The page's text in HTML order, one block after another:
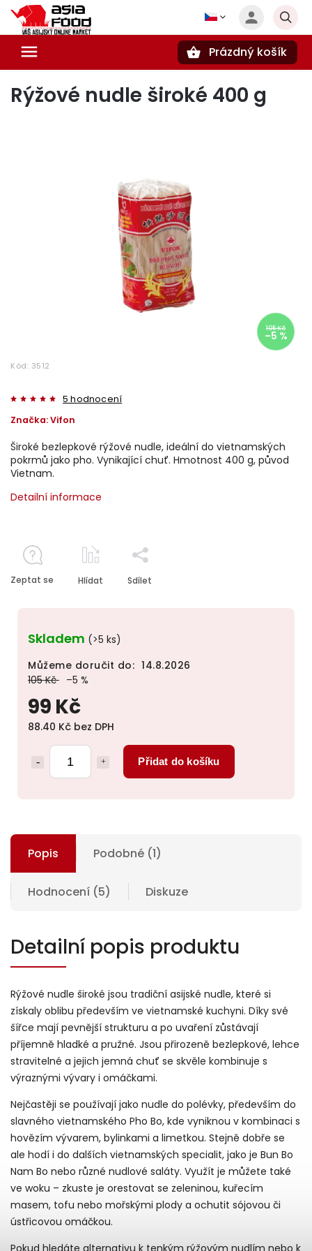
Prázdný košík
Rýžové nudle široké 400 g
105 Kč
–5 %
Kód: 3512
5 hodnocení
Značka:Vifon
105 Kč –5 %
99 Kč
88.40 Kč bez DPH
Přidat do košíku
Skladem (>5 ks)
Můžeme doručit do: 14.8.2026
Široké bezlepkové rýžové nudle, ideální do vietnamských
pokrmů jako pho. Vynikající chuť. Hmotnost 400 g, původ
Vietnam.
Detailní informace
Zeptat se Hlídat Sdílet
Popis Podobné (1)
Hodnocení (5) Diskuze
Detailní popis produktu
Rýžové nudle široké jsou tradiční asijské nudle, které si
získaly oblibu především ve vietnamské kuchyni. Díky své
šířce mají pevnější strukturu a po uvaření zůstávají
příjemně hladké a pružné. Jsou přirozeně bezlepkové, lehce
stravitelné a jejich jemná chuť se skvěle kombinuje s
výraznými vývary i omáčkami.
Nejčastěji se používají jako nudle do polévky, především do
slavného vietnamského Pho Bo, kde vyniknou v kombinaci s
hovězím vývarem, bylinkami a limetkou. Stejně dobře se
ale hodí i do dalších vietnamských specialit, jako je Bun Bo
Nam Bo nebo různé nudlové saláty. Využít je můžete také
ve woku – zkuste je orestovat se zeleninou, kuřecím
masem, tofu nebo mořskými plody a ochutit sójovou či
ústřicovou omáčkou.
Pokud hledáte alternativu k tenkým rýžovým nudlím nebo k